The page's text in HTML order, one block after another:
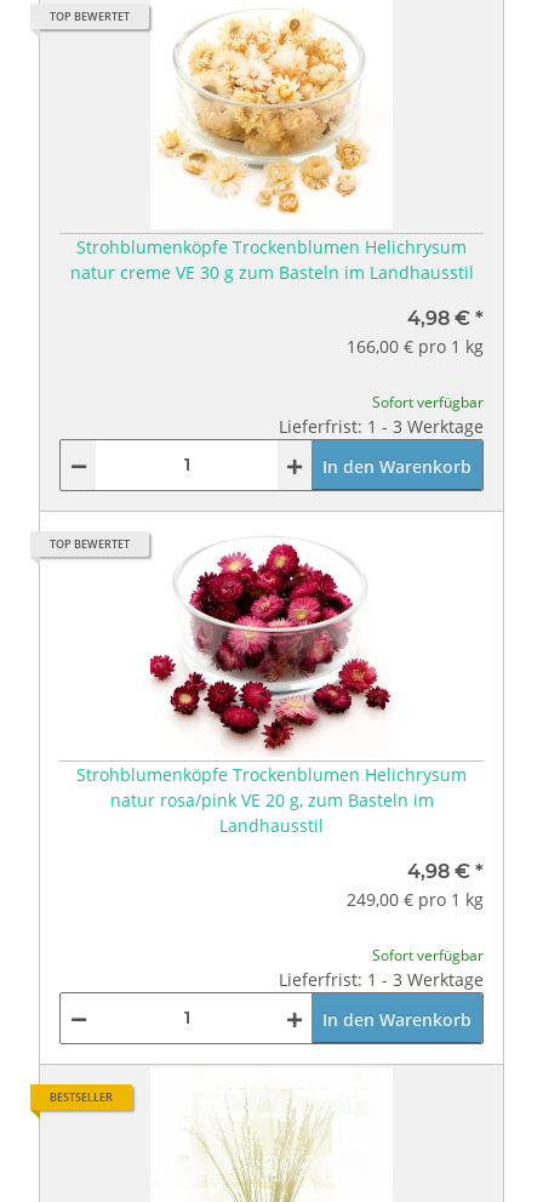
TOP BEWERTET
Strohblumenköpfe Trockenblumen Helichrysum
natur creme VE 30 g zum Basteln im Landhausstil
4,98 € *
166,00 € pro 1 kg
Sofort verfügbar
Lieferfrist: 1 - 3 Werktage
In den Warenkorb
TOP BEWERTET
Strohblumenköpfe Trockenblumen Helichrysum
natur rosa/pink VE 20 g, zum Basteln im
Landhausstil
4,98 € *
249,00 € pro 1 kg
Sofort verfügbar
Lieferfrist: 1 - 3 Werktage
In den Warenkorb
BESTSELLER